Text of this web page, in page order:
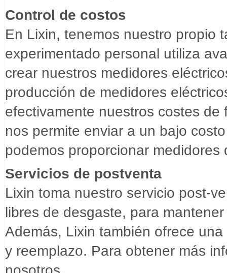
Control de costos
En Lixin, tenemos nuestro propio
experimentado personal utiliza
crear nuestros medidores
producción de medidores
efectivamente nuestros costes
nos permite enviar a un bajo
podemos proporcionar
Servicios de postventa
Lixin toma nuestro servicio post-
libres de desgaste, para
Además, Lixin también ofrece
y reemplazo. Para obtener más